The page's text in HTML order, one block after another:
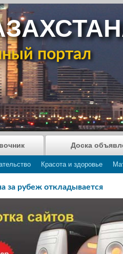
портал
Красота и здоровье
Доска
за рубеж откладывается